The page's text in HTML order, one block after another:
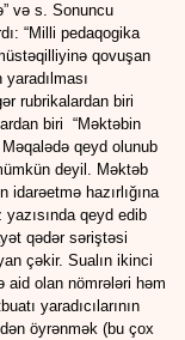
və s. Sonuncu
“Milli pedaqogika
qovuşan
rubrikalardan biri
biri “Məktəbin
qeyd olunub
deyil. Məktəb
hazırlığına
qeyd edib
qədər səriştəsi
çəkir. Sualın ikinci
aid olan nömrələri həm
yaradıcılarının
öyrənmək (bu çox